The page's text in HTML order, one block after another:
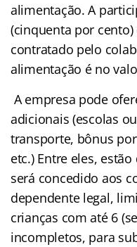
alimentação. A
(cinquenta por
contratado pelo
alimentação é no
A empresa pode
adicionais (escolas
transporte, bônus
etc.) Entre eles,
será concedido aos
dependente legal,
crianças com até 6
incompletos, para